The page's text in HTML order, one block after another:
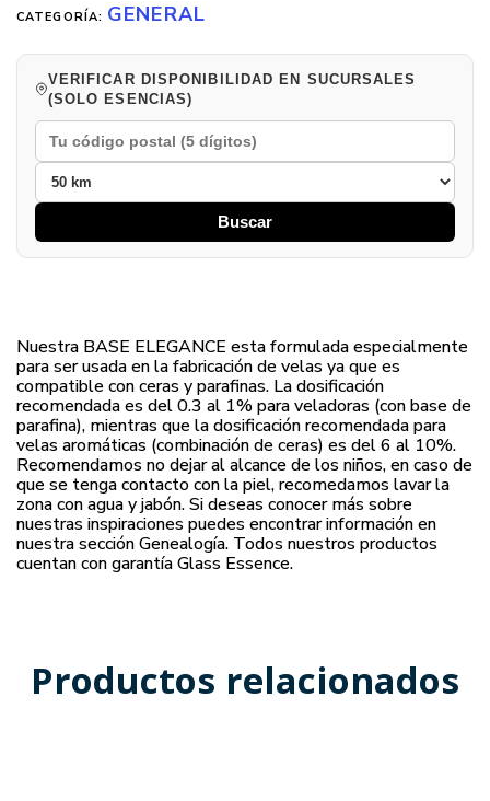
CATEGORÍA: GENERAL
VERIFICAR DISPONIBILIDAD EN SUCURSALES
(SOLO ESENCIAS)
Buscar
Nuestra BASE ELEGANCE esta formulada especialmente
para ser usada en la fabricación de velas ya que es
compatible con ceras y parafinas. La dosificación
recomendada es del 0.3 al 1% para veladoras (con base de
parafina), mientras que la dosificación recomendada para
velas aromáticas (combinación de ceras) es del 6 al 10%.
Recomendamos no dejar al alcance de los niños, en caso de
que se tenga contacto con la piel, recomedamos lavar la
zona con agua y jabón. Si deseas conocer más sobre
nuestras inspiraciones puedes encontrar información en
nuestra sección Genealogía. Todos nuestros productos
cuentan con garantía Glass Essence.
Productos relacionados